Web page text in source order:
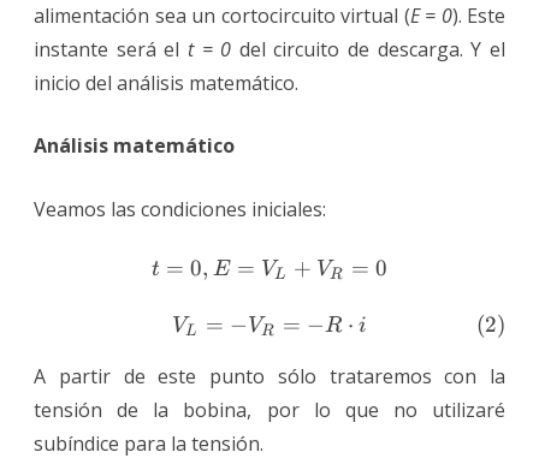
alimentación sea un cortocircuito virtual (E = 0). Este
instante será el t = 0 del circuito de descarga. Y el
inicio del análisis matemático.
Análisis matemático
Veamos las condiciones iniciales:
t = 0, E = V_L + V_R
t = 0, E = VL + VR = 0
VL = − VR = −R ⋅ i (2)
A partir de este punto sólo trataremos con la
tensión de la bobina, por lo que no utilizaré
subíndice para la tensión.